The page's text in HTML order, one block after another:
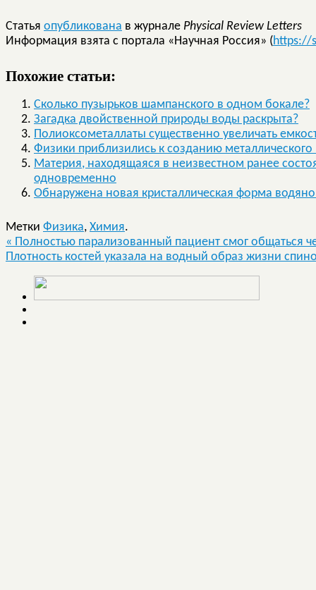
Статья опубликована в журнале Physical Review Letters
Информация взята с портала «Научная Россия» (https://
Похожие статьи:
Сколько пузырьков шампанского в одном бокале?
Загадка двойственной природы воды раскрыта?
Полиоксометаллаты существенно увеличать
Физики приблизились к созданию
Материя, находящаяся в неизвестном ранее
одновременно
Обнаружена новая кристаллическая форма
Метки Физика, Химия.
« Полностью парализованный пациент смог общаться
Плотность костей указала на водный образ жизни